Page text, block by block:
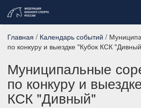
Главная / Календарь событий /
по конкуру и выездке "Кубок КСК
Муниципальные
по конкуру и
КСК "Дивный"